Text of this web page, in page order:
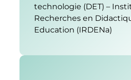
technologie (DET) –
Recherches en
Education (IRDENa)